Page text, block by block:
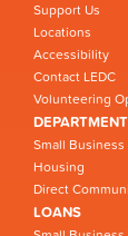
Support Us
Locations
Accessibility
Contact LEDC
Volunteering
Small Business
Housing
Direct
LOANS